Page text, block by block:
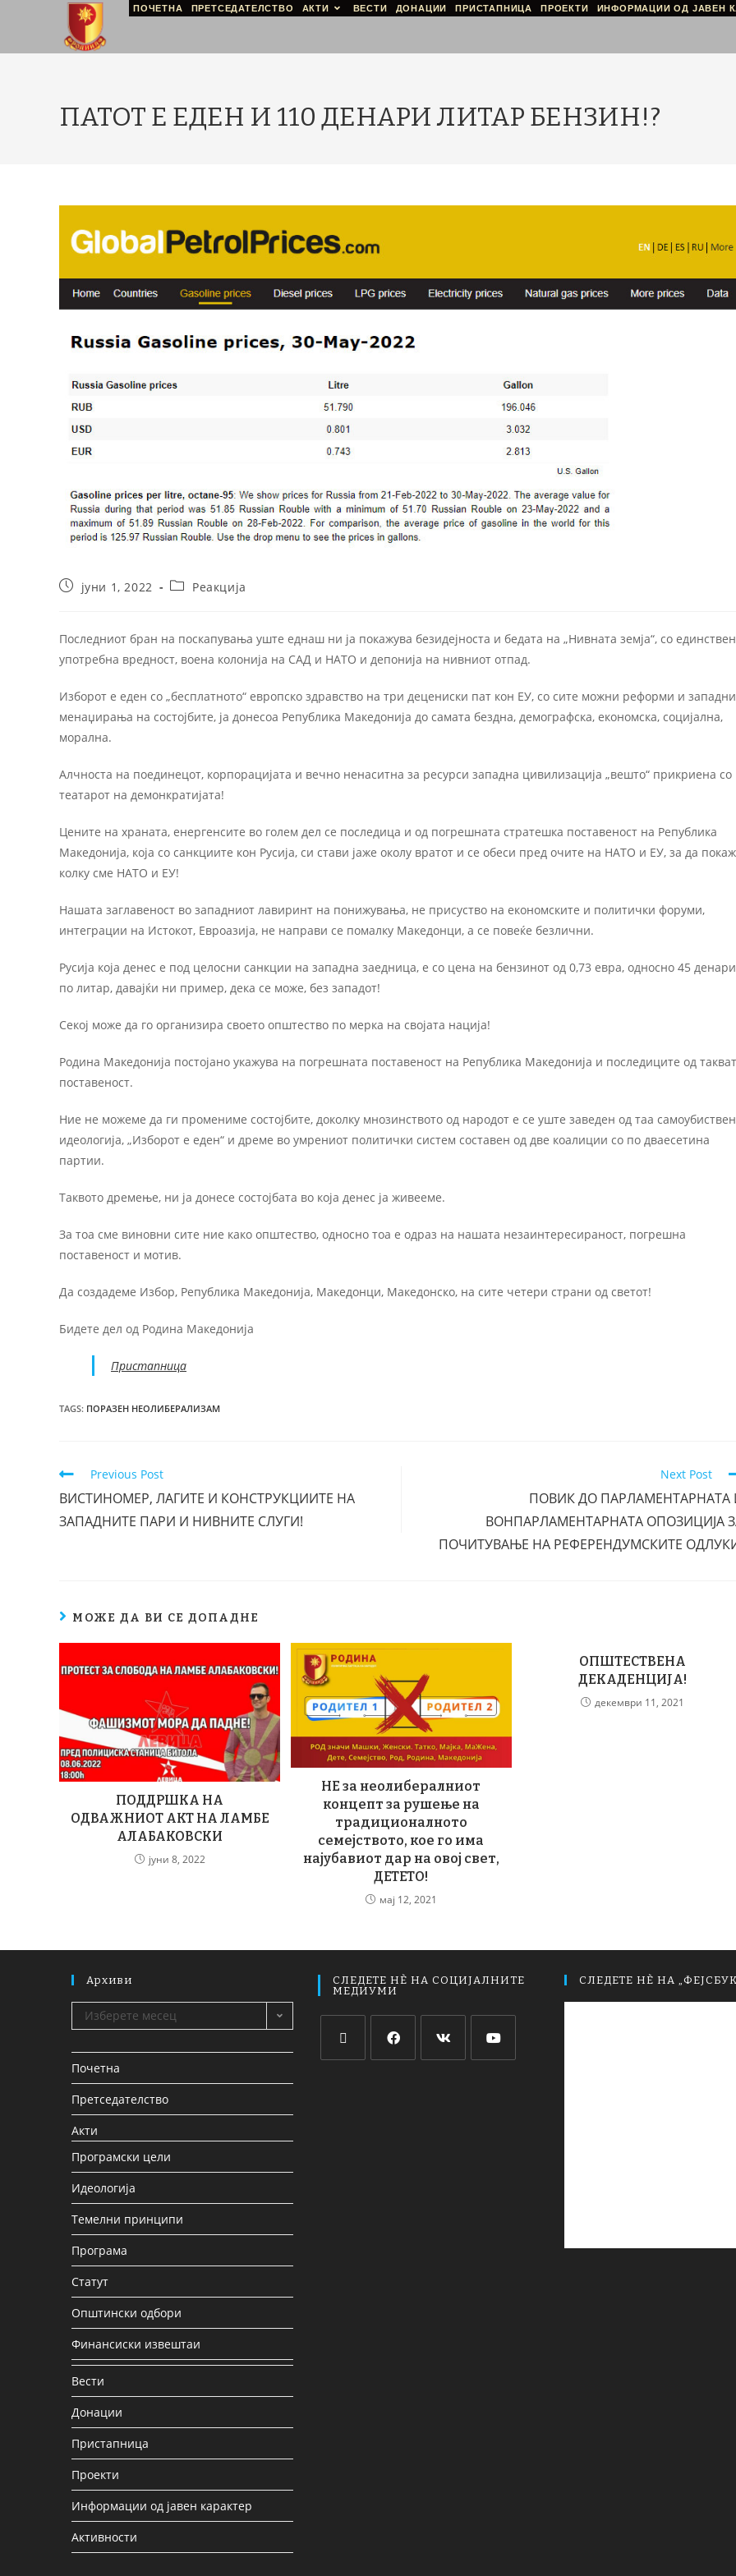
ПОЧЕТНА ПРЕТСЕДАТЕЛСТВО АКТИ ВЕСТИ ДОНАЦИИ ПРИСТАПНИЦА ПРОЕКТИ ИНФОРМАЦИИ ОД ЈАВЕН
ПАТОТ Е ЕДЕН И 110 ДЕНАРИ ЛИТАР БЕНЗИН!?
јуни 1, 2022 Реакција
Последниот бран на поскапувања уште еднаш ни ја покажува безидејноста и бедата на „Нивната земја“, со
употребна вредност, воена колонија на САД и НАТО и депонија на нивниот отпад.
Изборот е еден со „бесплатното“ европско здравство на три децениски пат кон ЕУ, со сите можни реформи и западни
менаџирања на состојбите, ја донесоа Република Македонија до самата бездна, демографска, економска, социјална,
морална.
Алчноста на поединецот, корпорацијата и вечно ненаситна за ресурси западна цивилизација „вешто“ прикриена со
театарот на демонкратијата!
Цените на храната, енергенсите во голем дел се последица и од погрешната стратешка поставеност на Република
Македонија, која со санкциите кон Русија, си стави јаже околу вратот и се обеси пред очите на НАТО и ЕУ, за да
колку сме НАТО и ЕУ!
Нашата заглавеност во западниот лавиринт на понижувања, не присуство на економските и политички форуми,
интеграции на Истокот, Евроазија, не направи се помалку Македонци, а се повеќе безлични.
Русија која денес е под целосни санкции на западна заедница, е со цена на бензинот од 0,73 евра, односно 45 денари
по литар, давајќи ни пример, дека се може, без западот!
Секој може да го организира своето општество по мерка на својата нација!
Родина Македонија постојано укажува на погрешната поставеност на Република Македонија и последиците од
поставеност.
Ние не можеме да ги промениме состојбите, доколку мнозинството од народот е се уште заведен од таа
идеологија, „Изборот е еден“ и дреме во умрениот политички систем составен од две коалиции со по дваесетина
партии.
Таквото дремење, ни ја донесе состојбата во која денес ја живееме.
За тоа сме виновни сите ние како општество, односно тоа е одраз на нашата незаинтересираност, погрешна
поставеност и мотив.
Да создадеме Избор, Република Македонија, Македонци, Македонско, на сите четери страни од светот!
Бидете дел од Родина Македонија
Пристапница
TAGS: ПОРАЗЕН НЕОЛИБЕРАЛИЗАМ
Previous Post
ВИСТИНОМЕР, ЛАГИТЕ И КОНСТРУКЦИИТЕ НА
ЗАПАДНИТЕ ПАРИ И НИВНИТЕ СЛУГИ!
Next Post
ПОВИК ДО ПАРЛАМЕНТАРНАТА
ВОНПАРЛАМЕНТАРНАТА ОПОЗИЦИЈА
ПОЧИТУВАЊЕ НА РЕФЕРЕНДУМСКИТЕ
МОЖЕ ДА ВИ СЕ ДОПАДНЕ
ПОДДРШКА НА
ОДВАЖНИОТ АКТ НА ЛАМБЕ
АЛАБАКОВСКИ
јуни 8, 2022
НЕ за неолибералниот
концепт за рушење на
традиционалното
семејството, кое го има
најубавиот дар на овој свет,
ДЕТЕТО!
мај 12, 2021
ОПШТЕСТВЕНА
ДЕКАДЕНЦИЈА!
декември 11, 2021
Архиви
Изберете месец
Почетна
Претседателство
Акти
Програмски цели
Идеологија
Темелни принципи
Програма
Статут
Општински одбори
Финансиски извештаи
Вести
Донации
Пристапница
Проекти
Информации од јавен карактер
Активности
СЛЕДЕТЕ НЀ НА СОЦИЈАЛНИТЕ
МЕДИУМИ
СЛЕДЕТЕ НЀ НА